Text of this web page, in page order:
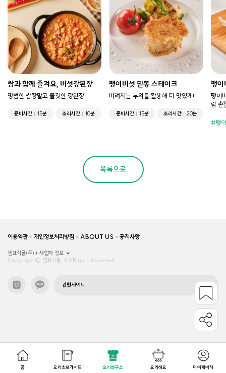
홈 요리초보가이드 요리연구소 요리해요 마이페이지
쌈과 함께 즐겨요, 버섯강된장
평범한 쌈장말고 쫄깃한 강된장
준비시간 15분 조리시간 10분
팽이버섯 밑동 스테이크
버려지는 부위를 활용해 더 맛있게!
준비시간 15분 조리시간 20분
팽이
팽이
람
팽이
목록으로
이용약관 개인정보처리방침 ABOUT US 공지사항
샘표식품(주)
사업자 정보
Copyright © 샘표식품, All Rights Reserved.
관련사이트